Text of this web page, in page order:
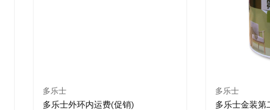
多乐士
多乐士外环内运费(促销)
多乐士
多乐士金装第